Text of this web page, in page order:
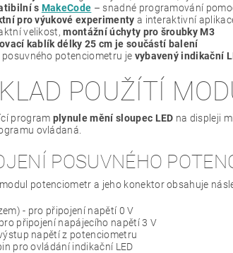
s MakeCode – snadné programování
pro výukové experimenty a interaktivní
velikost,montážní úchyty pro šroubky M3
kablík délky 25 cm je součástí balení
potenciometru je vybavený indikační
POUŽÍTÍ
program plynule mění sloupec LED na displeji
ovládaná.
POSUVNÉHO
potenciometr a jeho konektor obsahuje
- pro připojení napětí 0 V
připojení napájecího napětí 3 V
napětí z potenciometru
pro ovládání indikační LED